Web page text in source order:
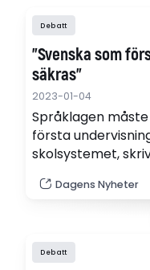
Debatt
”Svenska som
säkras”
2023-01-04
Språklagen
första
skolsystemet,
Akademien
Dagens Nyheter
Debatt